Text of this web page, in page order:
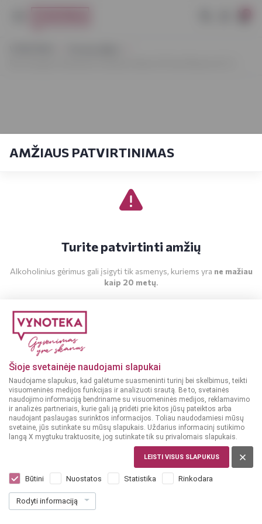
Šioje svetainėje naudojami slapukai
Naudojame slapukus, kad galėtume suasmeninti turinį bei skelbimus, teikti
visuomeninės medijos funkcijas ir analizuoti srautą. Be to, svetainės
naudojimo informaciją bendriname su visuomeninės medijos, reklamavimo
ir analizės partneriais, kurie gali ją pridėti prie kitos jūsų pateiktos arba
naudojant paslaugas surinktos informacijos. Toliau naudodamiesi mūsų
svetaine, jūs sutinkate su mūsų slapukais. Uždarius informacinį sutikimo
langą X mygtuku traktuosite, jog sutinkate tik su privalomais slapukais.
LEISTI VISUS SLAPUKUS
Būtini Nuostatos Statistika Rinkodara
Rodyti informaciją
AMŽIAUS PATVIRTINIMAS
Turite patvirtinti amžių
Alkoholinius gėrimus gali įsigyti tik asmenys, kuriems yra ne mažiau
kaip 20 metų.
Ron Zacapa Centenario Sistema Solera
23 Gran Reserva 0,7 L
Dar nėra balsų, galite įvertinti